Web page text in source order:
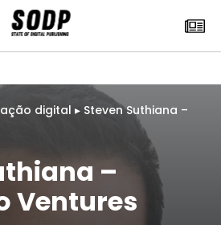
digital ▸ Steven Suthiana –
–
Ventures